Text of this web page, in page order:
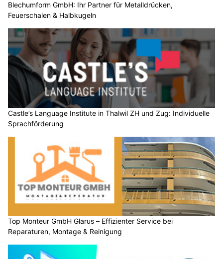
Blechumform GmbH: Ihr Partner für Metalldrücken,
Feuerschalen & Halbkugeln
Castle’s Language Institute in Thalwil ZH und Zug: Individuelle
Sprachförderung
Top Monteur GmbH Glarus – Effizienter Service bei
Reparaturen, Montage & Reinigung